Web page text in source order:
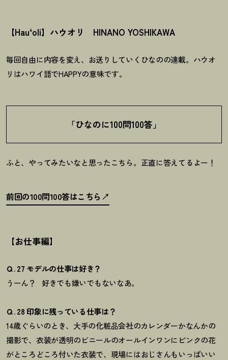
【Hau‘oli】ハウオリ HINANO YOSHIKAWA
毎回自由に内容を変え、お送りしていくひなのの連載。ハウオ
リはハワイ語でHAPPYの意味です。
「ひなのに100問100答」
ふと、やってみたいなと思ったこちら。 正直に答えてるよー！
前回の100問100答はこちら
【お仕事編】
Ｑ. 27 モデルの仕事は好き？
うーん？
好きでも嫌いでもないなあ。
Ｑ. 28 印象に残っている仕事は？
14歳ぐらいのとき、大手の化粧品会社のカレンダーかなんかの
撮影で、衣装が透明のビニールのオールインワンにピンクの花
がところどころ付いた衣装で、現場にはおじさんもいっぱいい